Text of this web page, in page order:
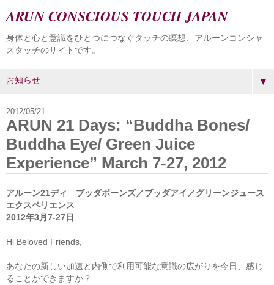
ARUN CONSCIOUS TOUCH JAPAN
身体と心と意識をひとつにつなぐタッチの瞑想、アルーンコンシャ
スタッチのサイトです。
▼
2012/05/21
ARUN 21 Days: “Buddha Bones/
Buddha Eye/ Green Juice
Experience” March 7-27, 2012
アルーン21ディ ブッダボーンズ／ブッダアイ／グリーンジュース
エクスペリエンス
2012年3月7-27日
Hi Beloved Friends,
あなたの新しい加速と内側で利用可能な意識の広がりを今日、感じ
ることができますか？